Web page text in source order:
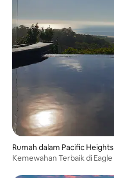
Rumah dalam Pacific Heights
Kemewahan Terbaik di